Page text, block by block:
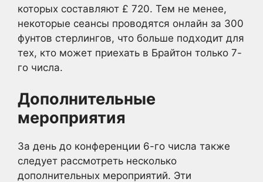
которых составляют £ 720. Тем не менее,
некоторые сеансы проводятся онлайн за 300
фунтов стерлингов, что больше подходит для
тех, кто может приехать в Брайтон только 7-
го числа.
Дополнительные
мероприятия
За день до конференции 6-го числа также
следует рассмотреть несколько
дополнительных мероприятий. Эти